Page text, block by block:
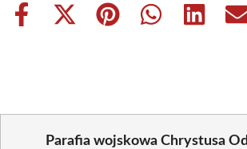
Share
Share
Share
Share
Share
Parafia wojskowa Chrystusa